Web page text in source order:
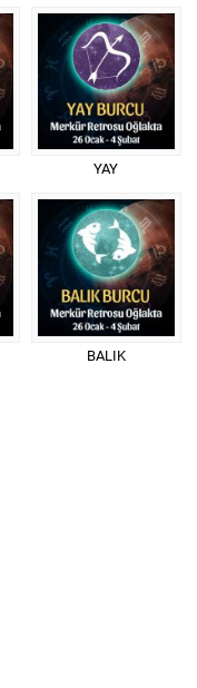
YAY
BALIK